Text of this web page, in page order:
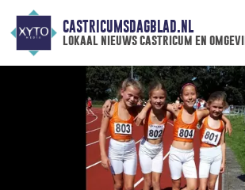
CASTRICUMSDAGBLAD.NL
lokaal nieuws castricum en